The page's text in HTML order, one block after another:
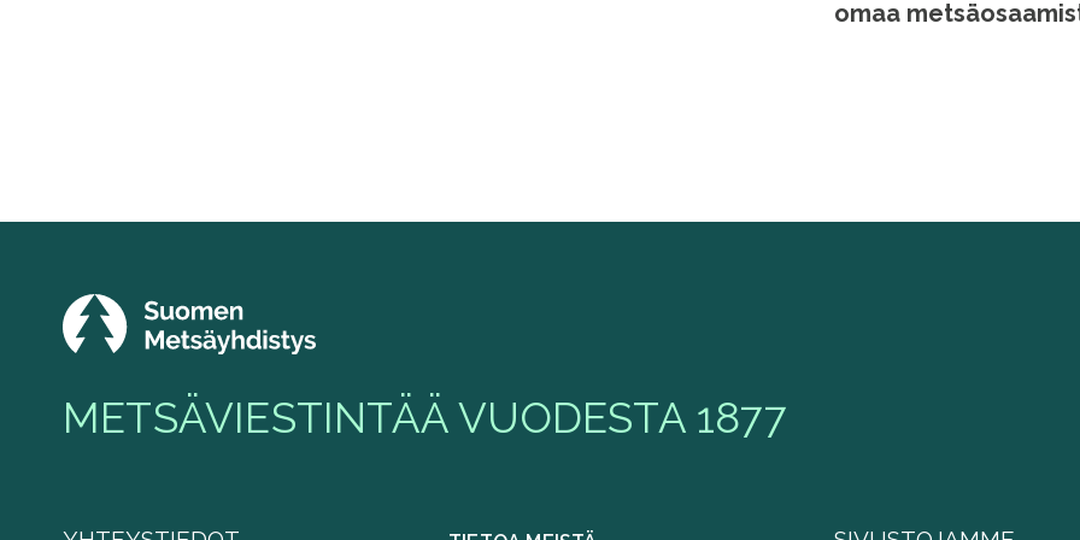
omaa
METSÄVIESTINTÄÄ VUODESTA 1877